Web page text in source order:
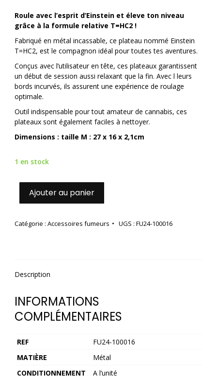
Roule avec l’esprit d’Einstein et éleve ton niveau
grâce à la formule relative T=HC2 !
Fabriqué en métal incassable, ce plateau nommé Einstein
T=HC2, est le compagnon idéal pour toutes tes aventures.
Conçus avec l’utilisateur en tête, ces plateaux garantissent
un début de session aussi relaxant que la fin. Avec l leurs
bords incurvés, ils assurent une expérience de roulage
optimale.
Outil indispensable pour tout amateur de cannabis, ces
plateaux sont également faciles à nettoyer.
Dimensions : taille M : 27 x 16 x 2,1cm
1 en stock
Ajouter au panier
Catégorie : Accessoires fumeurs UGS : FU24-100016
Description
INFORMATIONS
COMPLÉMENTAIRES
REF
FU24-100016
MATIÈRE
Métal
CONDITIONNEMENT
A l’unité